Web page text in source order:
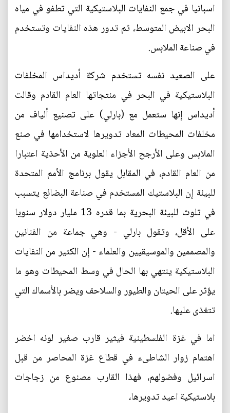
اسبانيا في جمع النفايات البلاستيكية التي تطفو في مياه
البحر الابيض المتوسط، ثم تدور هذه النفايات وتستخدم
في صناعة الملابس.
على الصعيد نفسه تستخدم شركة أديداس المخلفات
البلاستيكية في البحر في منتجاتها العام القادم وقالت
أديداس إنها ستعمل مع (بارلي) على تصنيع ألياف من
مخلفات المحيطات المعاد تدويرها لاستخدامها في صنع
الملابس وعلى الأرجح الأجزاء العلوية من الأحذية اعتبارا
من العام القادم، في المقابل يقول برنامج الأمم المتحدة
للبيئة إن البلاستيك المستخدم في صناعة البضائع يتسبب
في تلوث للبيئة البحرية بما قدره 13 مليار دولار سنويا
على الأقل، وتقول بارلي - وهي جماعة من الفنانين
والمصممين والموسيقيين والعلماء - إن الكثير من النفايات
البلاستيكية ينتهي بها الحال في وسط المحيطات وهو ما
يؤثر على الحيتان والطيور والسلاحف ويضر بالأسماك التي
تتغذى عليها.
اما في غزة الفلسطينية فيثير قارب صغير لونه اخضر
اهتمام زوار الشاطىء في قطاع غزة المحاصر من قبل
اسرائيل وفضولهم، فهذا القارب مصنوع من زجاجات
بلاستيكية اعيد تدويرها،